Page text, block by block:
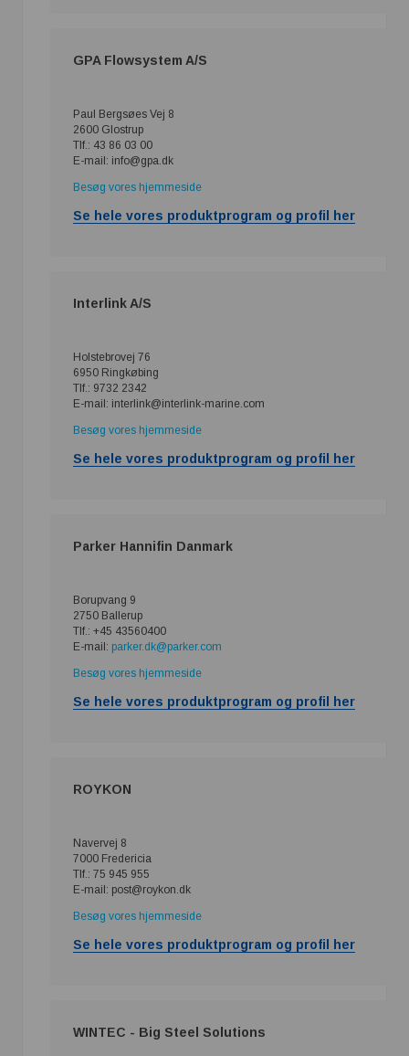
GPA Flowsystem A/S
Paul Bergsøes Vej 8
2600 Glostrup
Tlf.: 43 86 03 00
E-mail: info@gpa.dk
Besøg vores hjemmeside
Se hele vores produktprogram og profil her
Interlink A/S
Holstebrovej 76
6950 Ringkøbing
Tlf.: 9732 2342
E-mail: interlink@interlink-marine.com
Besøg vores hjemmeside
Se hele vores produktprogram og profil her
Parker Hannifin Danmark
Borupvang 9
2750 Ballerup
Tlf.: +45 43560400
E-mail: parker.dk@parker.com
Besøg vores hjemmeside
Se hele vores produktprogram og profil her
ROYKON
Navervej 8
7000 Fredericia
Tlf.: 75 945 955
E-mail: post@roykon.dk
Besøg vores hjemmeside
Se hele vores produktprogram og profil her
WINTEC - Big Steel Solutions